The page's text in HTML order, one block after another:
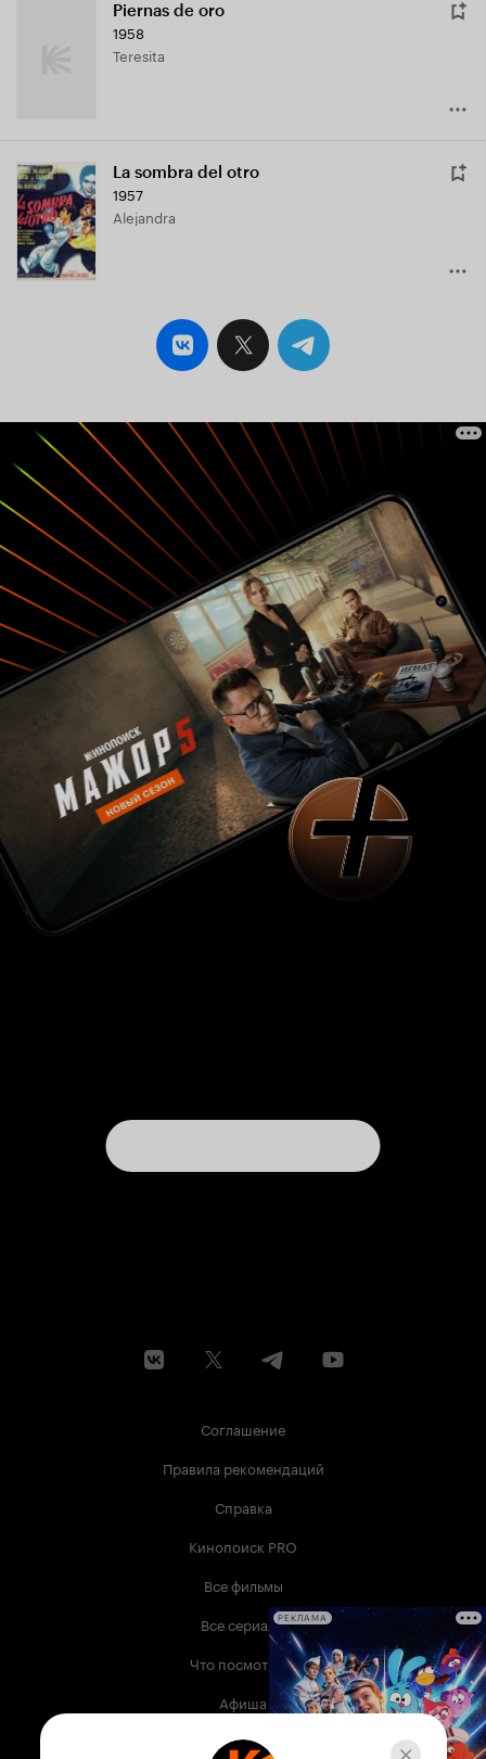
Piernas de oro
1958
Teresita
La sombra del otro
1957
Alejandra
Соглашение
Правила рекомендаций
Справка
Кинопоиск PRO
Все фильмы
Все сериалы
Что посмотреть
Афиша
Музыка
РЕКЛАМА